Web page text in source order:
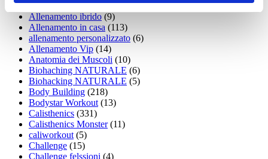
Allenamento funzionale(6)
Allenamento ibrido (9)
Allenamento in casa (113)
allenamento personalizzato (6)
Allenamento Vip (14)
Anatomia dei Muscoli (10)
Biohaching NATURALE (6)
Biohacking NATURALE (5)
Body Building (218)
Bodystar Workout(13)
Calisthenics (331)
Calisthenics Monster(11)
caliworkout(5)
Challenge (15)
Challenge felssioni (4)